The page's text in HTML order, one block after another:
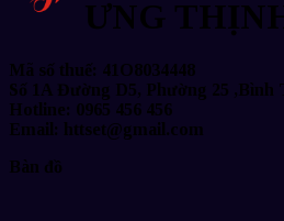
ƯNG
Mã số thuế: 41O8034448
Số 1A Đường D5, Phường 25 ,Bình
Hotline: 0965 456 456
Email: httset@gmail.com
Bàn đồ